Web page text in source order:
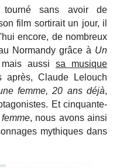
sans avoir de
film sortirait un jour, il
encore, de nombreux
Normandy grâce à Un
aussi sa musique
après, Claude Lelouch
femme, 20 ans déjà,
Et cinquante-
, nous avons ainsi
mythiques dans